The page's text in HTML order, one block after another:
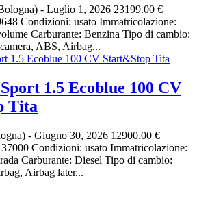
- Luglio 1, 2026 23199.00 €
Condizioni: usato Immatricolazione:
Carburante: Benzina Tipo di cambio:
ABS, Airbag...
1.5 Ecoblue 100 CV
Tita
- Giugno 30, 2026 12900.00 €
Condizioni: usato Immatricolazione:
Carburante: Diesel Tipo di cambio:
Airbag later...